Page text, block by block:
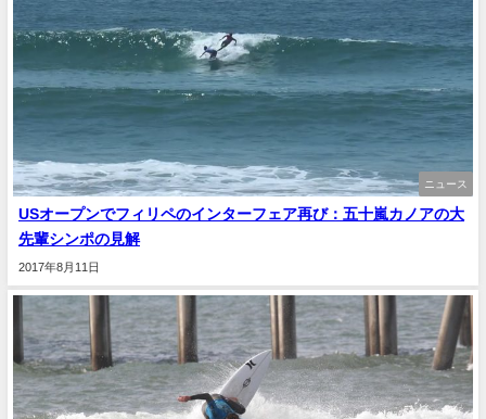
ニュース
USオープンでフィリペのインターフェア再び：五十嵐カノアの大
先輩シンポの見解
2017年8月11日